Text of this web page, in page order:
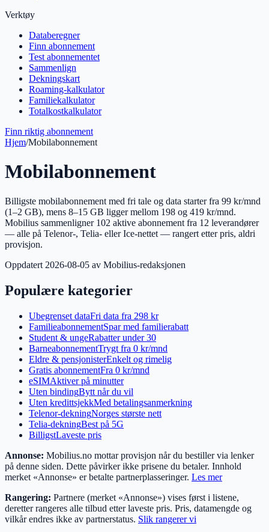
Verktøy
Databeregner
Finn abonnement
Test abonnementet
Sammenlign
Dekningskart
Roaming-kalkulator
Familiekalkulator
Totalkostkalkulator
Finn riktig abonnement
Hjem/Mobilabonnement
Mobilabonnement
Billigste mobilabonnement med fri tale og data starter fra 99 kr/mnd
(1–2 GB), mens 8–15 GB ligger mellom 198 og 419 kr/mnd.
Mobilius sammenligner 102 aktive abonnement fra 12 leverandører
— alle på Telenor-, Telia- eller Ice-nettet — rangert etter pris, aldri
provisjon.
Oppdatert 2026-08-05 av Mobilius-redaksjonen
Populære kategorier
Ubegrenset dataFri data fra 298 kr
FamilieabonnementSpar med familierabatt
Student & ungeRabatter under 30
BarneabonnementTrygt fra 0 kr/mnd
Eldre & pensjonisterEnkelt og rimelig
Gratis abonnementFra 0 kr/mnd
eSIMAktiver på minutter
Uten bindingBytt når du vil
Uten kredittsjekkMed betalingsanmerkning
Telenor-dekningNorges største nett
Telia-dekningBest på 5G
BilligstLaveste pris
Annonse: Mobilius.no mottar provisjon når du bestiller via lenker
på denne siden. Dette påvirker ikke prisene du betaler. Innhold
merket «Annonse» er betalte partnerplasseringer. Les mer
Rangering: Partnere (merket «Annonse») vises først i listene,
deretter rangeres alle tilbud etter laveste pris. Pris, datamengde og
vilkår endres ikke av partnerstatus. Slik rangerer vi